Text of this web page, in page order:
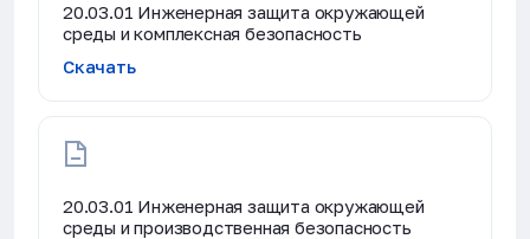
20.03.01 Инженерная защита окружающей
среды и комплексная безопасность
Скачать
20.03.01 Инженерная защита окружающей
среды и производственная безопасность